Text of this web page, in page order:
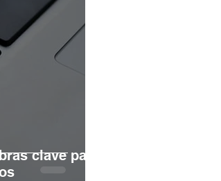
clave para